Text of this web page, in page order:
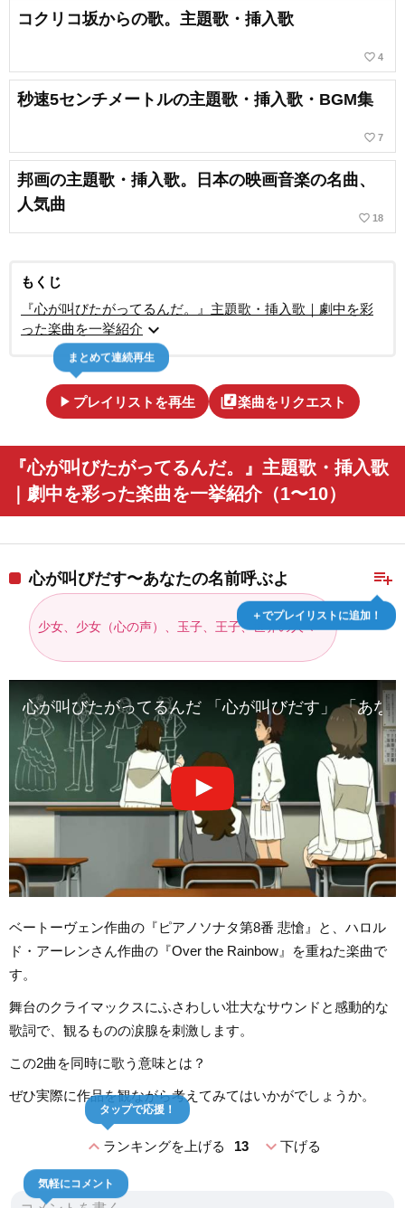
コクリコ坂からの歌。主題歌・挿入歌
favorite_border 4
秒速5センチメートルの主題歌・挿入歌・BGM集
favorite_border 7
邦画の主題歌・挿入歌。日本の映画音楽の名曲、
人気曲
favorite_border 18
もくじ
『心が叫びたがってるんだ。』主題歌・挿入歌｜劇中を彩
った楽曲を一挙紹介 expand_more
play_arrow プレイリストを再生
まとめて連続再生
library_music楽曲をリクエスト
『心が叫びたがってるんだ。』主題歌・挿入歌
｜劇中を彩った楽曲を一挙紹介（1〜10）
playlist_add
＋でプレイリストに追加！
心が叫びだす〜あなたの名前呼ぶよ
少女、少女（心の声）、玉子、王子、世界の人々
心が叫びたがってるんだ 「心が叫びだす」 「あな
ベートーヴェン作曲の『ピアノソナタ第8番 悲愴』と、ハロル
ド・アーレンさん作曲の『Over the Rainbow』を重ねた楽曲で
す。
舞台のクライマックスにふさわしい壮大なサウンドと感動的な
歌詞で、観るものの涙腺を刺激します。
この2曲を同時に歌う意味とは？
ぜひ実際に作品を観ながら考えてみてはいかがでしょうか。
expand_lessランキングを上げる 13
タップで応援！
expand_more下げる
気軽にコメント